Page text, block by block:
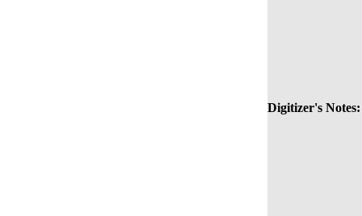
Digitizer's Notes: